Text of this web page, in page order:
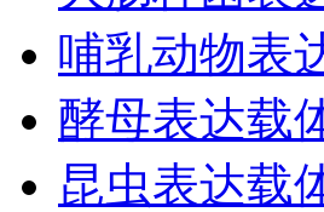
哺乳动物表
酵母表达载
昆虫表达载